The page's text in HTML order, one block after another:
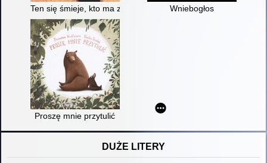
Ten się śmieje, kto ma zęby Wniebogłos
Proszę mnie przytulić
DUŻE LITERY